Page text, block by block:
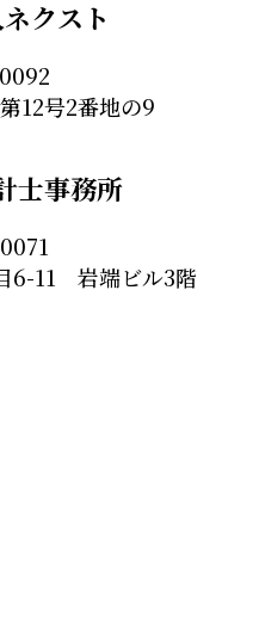
クスト
12号2番地の9
士事務所
6-11 岩端ビル3階